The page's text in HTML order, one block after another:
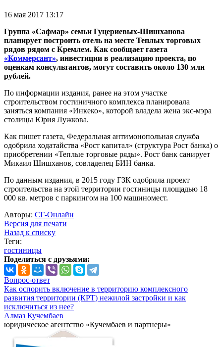
16 мая 2017 13:17
Группа «Сафмар» семьи Гуцериевых-Шишханова
планирует построить отель на месте Теплых торговых
рядов рядом с Кремлем. Как сообщает газета
«Коммерсант», инвестиции в реализацию проекта, по
оценкам консультантов, могут составить около 130 млн
рублей.
По информации издания, ранее на этом участке
строительством гостиничного комплекса планировала
заняться компания «Инкеко», которой владела жена экс-мэра
столицы Юрия Лужкова.
Как пишет газета, Федеральная антимонопольная служба
одобрила ходатайства «Рост капитал» (структура Рост банка) о
приобретении «Теплые торговые ряды». Рост банк санирует
Микаил Шишханов, совладелец БИН банка.
По данным издания, в 2015 году ГЗК одобрила проект
строительства на этой территории гостиницы площадью 18
000 кв. метров с паркингом на 100 машиномест.
Авторы: СГ-Онлайн
Версия для печати
Назад к списку
Теги:
гостиницы
Поделиться с друзьями:
Вопрос-ответ
Как оспорить включение в территорию комплексного
развития территории (КРТ) нежилой застройки и как
исключиться из нее?
Алмаз Кучембаев
юридическое агентство «Кучембаев и партнеры»